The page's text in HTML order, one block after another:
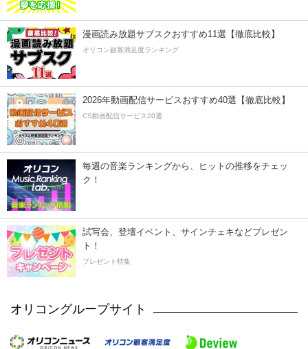
漫画読み放題サブスクおすすめ11選【徹底比較】
オリコン顧客満足度ランキング
2026年動画配信サービスおすすめ40選【徹底比較】
CS動画配信サービス20選
毎週の音楽ランキングから、ヒットの推移をチェッ
ク！
試写会、登壇イベント、サインチェキなどプレゼン
ト！
プレゼント特集
オリコングループサイト